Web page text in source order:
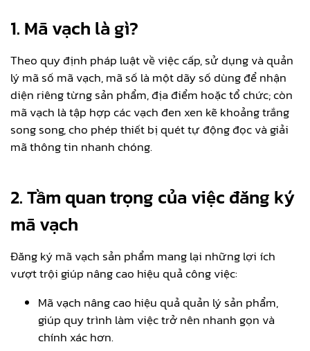
1. Mã vạch là gì?
Theo quy định pháp luật về việc cấp, sử dụng và quản
lý mã số mã vạch, mã số là một dãy số dùng để nhận
diện riêng từng sản phẩm, địa điểm hoặc tổ chức; còn
mã vạch là tập hợp các vạch đen xen kẽ khoảng trắng
song song, cho phép thiết bị quét tự động đọc và giải
mã thông tin nhanh chóng.
2. Tầm quan trọng của việc đăng ký
mã vạch
Đăng ký mã vạch sản phẩm mang lại những lợi ích
vượt trội giúp nâng cao hiệu quả công việc:
Mã vạch nâng cao hiệu quả quản lý sản phẩm,
giúp quy trình làm việc trở nên nhanh gọn và
chính xác hơn.